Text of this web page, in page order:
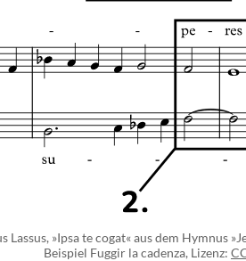
Lassus, »Ipsa te cogat« aus dem Hymnus
Beispiel Fuggir la cadenza, Lizenz: